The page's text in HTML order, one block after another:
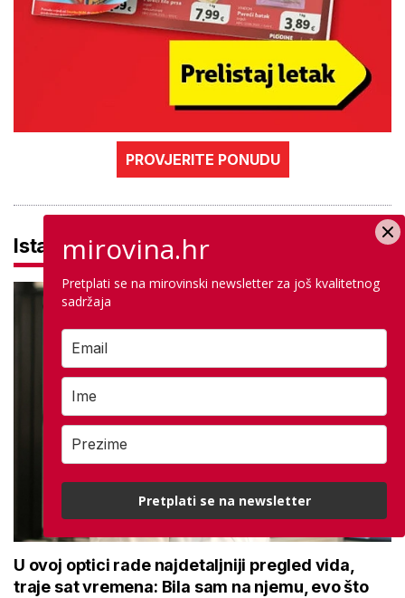
PROVJERITE PONUDU
Istaknuto
U ovoj optici rade najdetaljniji pregled vida,
traje sat vremena: Bila sam na njemu, evo što
mirovina.hr
Pretplati se na mirovinski newsletter za još kvalitetnog
sadržaja
Pretplati se na newsletter